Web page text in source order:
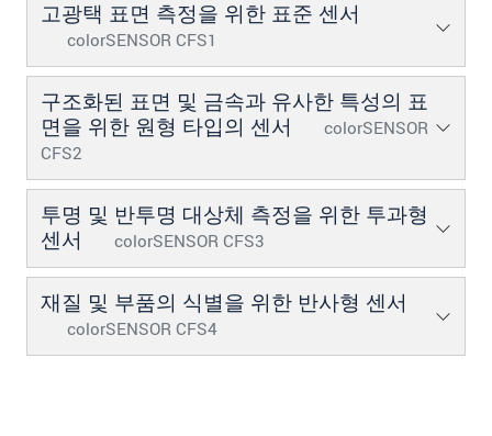
고광택 표면 측정을 위한 표준 센서
colorSENSOR CFS1
구조화된 표면 및 금속과 유사한 특성의 표
면을 위한 원형 타입의 센서
colorSENSOR
CFS2
투명 및 반투명 대상체 측정을 위한 투과형
센서
colorSENSOR CFS3
재질 및 부품의 식별을 위한 반사형 센서
colorSENSOR CFS4